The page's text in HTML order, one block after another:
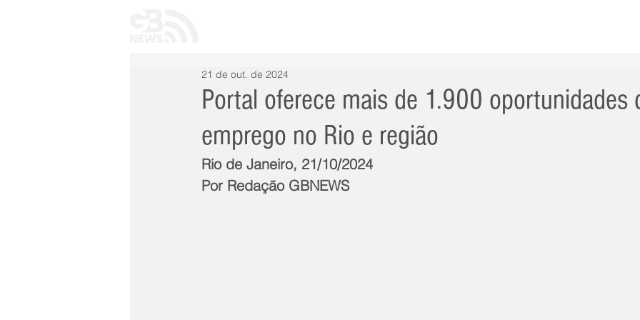
Portal oferece mais de 1.900 oportunidades
emprego no Rio e região
21 de out. de 2024
Rio de Janeiro, 21/10/2024
Por Redação GBNEWS